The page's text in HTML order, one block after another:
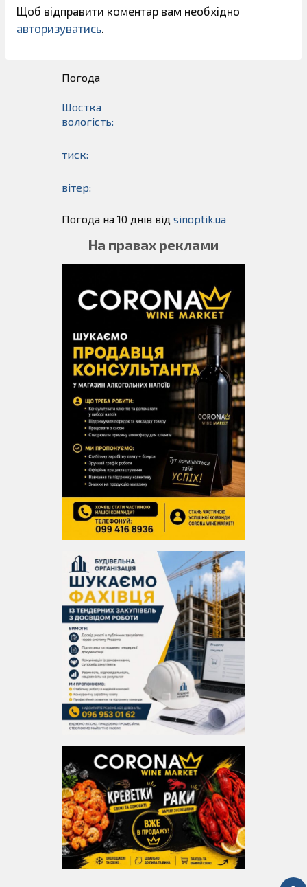
Щоб відправити коментар вам необхідно
авторизуватись.
Погода
Шостка
вологість:
тиск:
вітер:
Погода на 10 днів від sinoptik.ua
На правах реклами